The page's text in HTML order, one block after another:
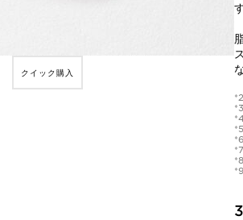
クイック購入